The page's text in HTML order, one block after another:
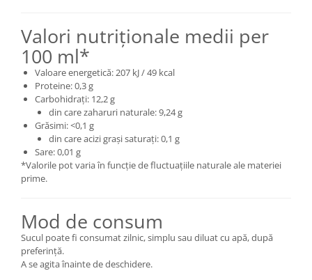
Valori nutriționale medii per
100 ml*
Valoare energetică: 207 kJ / 49 kcal
Proteine: 0,3 g
Carbohidrați: 12,2 g
din care zaharuri naturale: 9,24 g
Grăsimi: <0,1 g
din care acizi grași saturați: 0,1 g
Sare: 0,01 g
*Valorile pot varia în funcție de fluctuațiile naturale ale materiei
prime.
Mod de consum
Sucul poate fi consumat zilnic, simplu sau diluat cu apă, după
preferință.
A se agita înainte de deschidere.